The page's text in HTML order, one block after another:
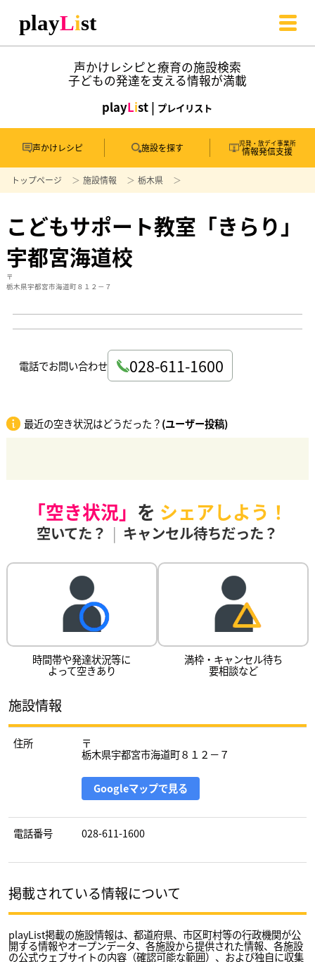
声かけレシピと療育の施設検索
子どもの発達を支える情報が満載
playList | プレイリスト
声かけレシピ 施設を探す 児発・放デイ事業所
情報発信支援
トップページ 施設情報 栃木県
こどもサポート教室「きらり」
宇都宮海道校
〒
栃木県宇都宮市海道町８１２－７
電話でお問い合わせ 028-611-1600
最近の空き状況はどうだった？(ユーザー投稿)
「空き状況」 を シェアしよう！
空いてた？ | キャンセル待ちだった？
時間帯や発達状況等に
よって空きあり
満枠・キャンセル待ち
要相談など
施設情報
住所 〒
栃木県宇都宮市海道町８１２－７
Googleマップで見る
電話番号 028-611-1600
掲載されている情報について
playList掲載の施設情報は、都道府県、市区町村等の行政機関が公
開する情報やオープンデータ、各施設から提供された情報、各施設
の公式ウェブサイトの内容（確認可能な範囲）、および独自に収集